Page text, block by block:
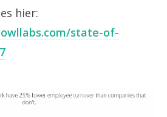
hier:
state-of-